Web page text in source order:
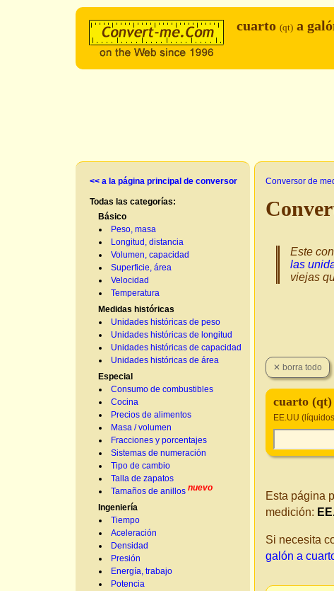
cuarto (qt) a
<< a la página principal de conversor
Todas las categorías:
Básico
Peso, masa
Longitud, distancia
Volumen, capacidad
Superficie, área
Velocidad
Temperatura
Medidas históricas
Unidades históricas de peso
Unidades históricas de longitud
Unidades históricas de capacidad
Unidades históricas de área
Especial
Consumo de combustibles
Cocina
Precios de alimentos
Masa / volumen
Fracciones y porcentajes
Sistemas de numeración
Tipo de cambio
Talla de zapatos
Tamaños de anillos nuevo
Ingeniería
Tiempo
Aceleración
Densidad
Presión
Energía, trabajo
Potencia
Conversor de
Este
las
viejas
cuarto (qt)
EE.UU
Esta página
medición:
Si necesita
galón a